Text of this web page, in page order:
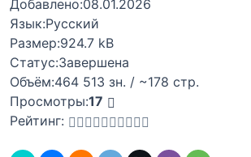
Добавлено:08.01.2026
Язык:Русский
Размер:924.7 kB
Статус:Завершена
Объём:464 513 зн. / ~178 стр.
Просмотры:17
Рейтинг: